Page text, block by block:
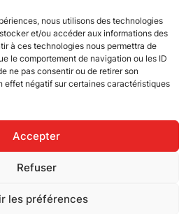
nous utilisons des technologies
et/ou accéder aux informations des
à ces technologies nous permettra de
le comportement de navigation ou les ID
ne pas consentir ou de retirer son
effet négatif sur certaines caractéristiques
Accepter
Refuser
les préférences
Rénovation bâtiments
industriels
Réhabilitation de bâtiments
Aménagement tertiaire
Réalisations
Actualités
Contact
légales|Confidentialité